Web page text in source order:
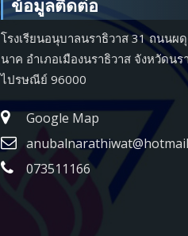
ข้อมูลติดต่อ
โรงเรียนอนุบาลนราธิวาส 31 ถนนผ
นาค อำเภอเมืองนราธิวาส จังหวัดนร
ไปรษณีย์ 96000
Google Map
073511166